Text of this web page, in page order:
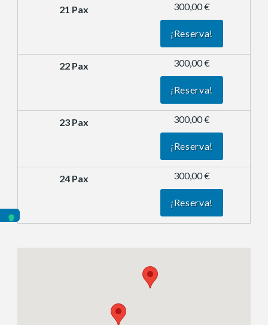
300,00 €
¡Reserva!
300,00 €
¡Reserva!
300,00 €
¡Reserva!
300,00 €
¡Reserva!